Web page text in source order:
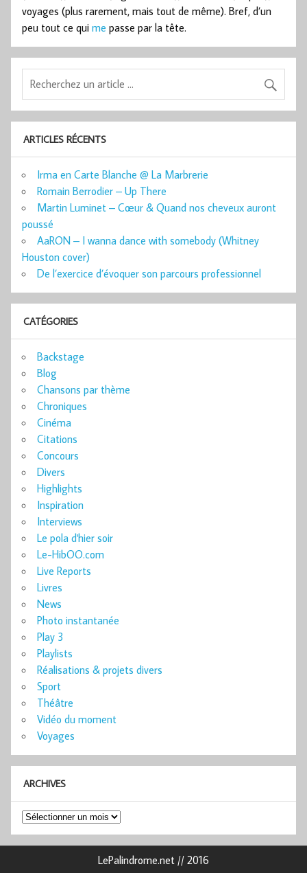
voyages (plus rarement, mais tout de même). Bref, d’un
peu tout ce qui me passe par la tête.
ARTICLES RÉCENTS
Irma en Carte Blanche @ La Marbrerie
Romain Berrodier – Up There
Martin Luminet – Cœur & Quand nos cheveux auront
poussé
AaRON – I wanna dance with somebody (Whitney
Houston cover)
De l’exercice d’évoquer son parcours professionnel
CATÉGORIES
Backstage
Blog
Chansons par thème
Chroniques
Cinéma
Citations
Concours
Divers
Highlights
Inspiration
Interviews
Le pola d'hier soir
Le-HibOO.com
Live Reports
Livres
News
Photo instantanée
Play 3
Playlists
Réalisations & projets divers
Sport
Théâtre
Vidéo du moment
Voyages
ARCHIVES
Archives
LePalindrome.net // 2016